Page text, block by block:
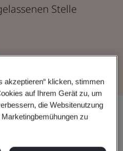
Stelle
akzeptieren“ klicken, stimmen
auf Ihrem Gerät zu, um
die Websitenutzung
zu